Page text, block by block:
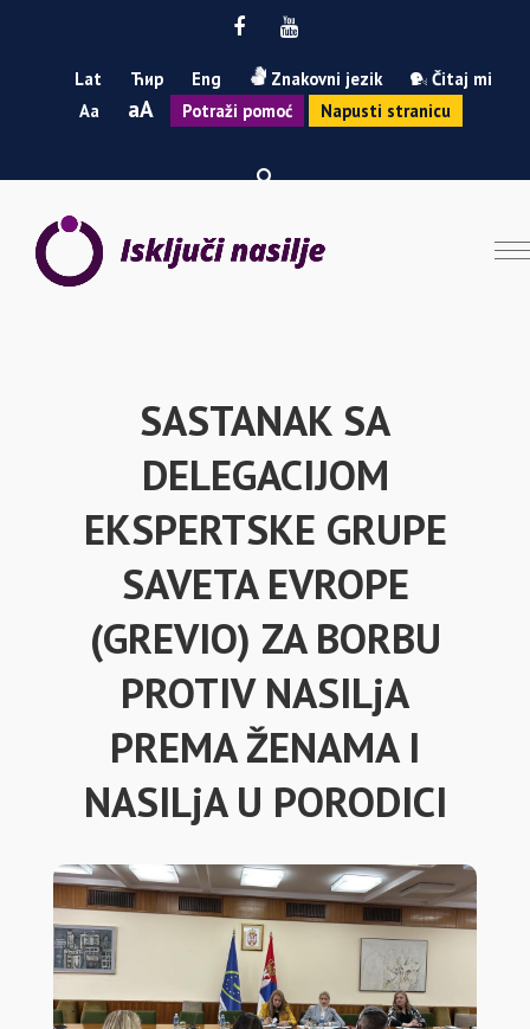
FacebookYoutube
Lat Ћир Eng Znakovni jezik
Čitaj mi
ASmanjiA Povećaj
Potraži pomoć Napusti stranicu
SASTANAK SA
DELEGACIJOM
EKSPERTSKE GRUPE
SAVETA EVROPE
(GREVIO) ZA BORBU
PROTIV NASILjA
PREMA ŽENAMA I
NASILjA U PORODICI